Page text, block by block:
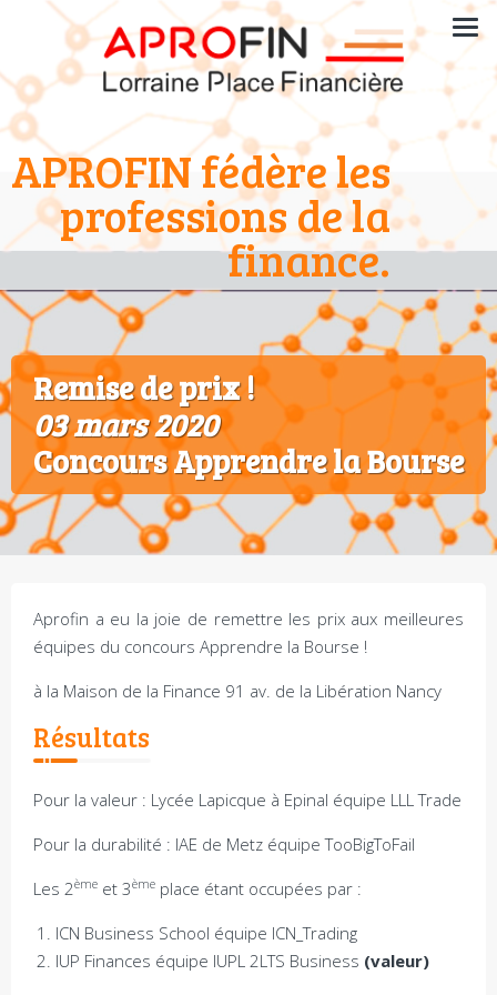
APROFIN fédère les
professions de la
finance.
Remise de prix !
03 mars 2020
Concours Apprendre la Bourse
Aprofin a eu la joie de remettre les prix aux meilleures
équipes du concours Apprendre la Bourse !
à la Maison de la Finance 91 av. de la Libération Nancy
Résultats
Pour la valeur : Lycée Lapicque à Epinal équipe LLL Trade
Pour la durabilité : IAE de Metz équipe TooBigToFail
Les 2ème et 3ème place étant occupées par :
ICN Business School équipe ICN_Trading
IUP Finances équipe IUPL 2LTS Business (valeur)